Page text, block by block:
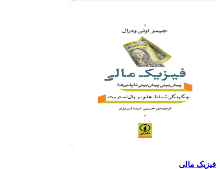
فیزیک مالی